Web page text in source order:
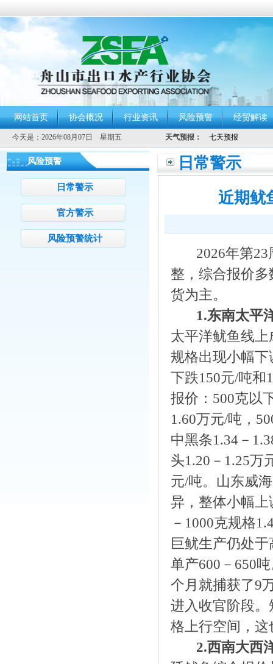
网站首页 协会概况 行业资讯 风险预警 经贸解读
今天是： 2026年08月07日 星期五 天气预报：
风险预警
日常警示
官方警示
风险预警统计
日常警示
近期鱿
2026年第23
整，综合报价
货为主。
1.东南太平
太平洋鱿鱼线
规格出现小幅
下跌150元/吨和
报价：500克以
1.60万元/吨，
中黑条1.34－
头1.20－1.25万
元/吨。山东威
异，整体小幅上
－1000克规格
巨鱿生产仍处
单产600－650
个月就捕获了9
进入收官阶段
格上行空间，
2.西南大西